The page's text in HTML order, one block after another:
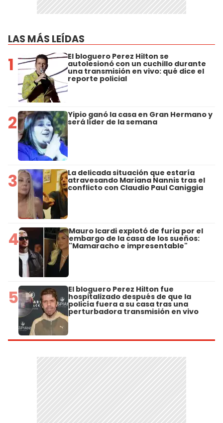
LAS MÁS LEÍDAS
1 El bloguero Perez Hilton se
autolesionó con un cuchillo durante
una transmisión en vivo: qué dice el
reporte policial
2 Yipio ganó la casa en Gran Hermano y
será líder de la semana
3 La delicada situación que estaría
atravesando Mariana Nannis tras el
conflicto con Claudio Paul Caniggia
4 Mauro Icardi explotó de furia por el
embargo de la casa de los sueños:
"Mamaracho e impresentable"
5 El bloguero Perez Hilton fue
hospitalizado después de que la
policía fuera a su casa tras una
perturbadora transmisión en vivo